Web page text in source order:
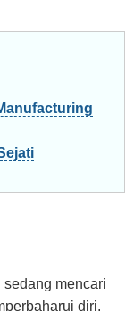
mencari
diri.